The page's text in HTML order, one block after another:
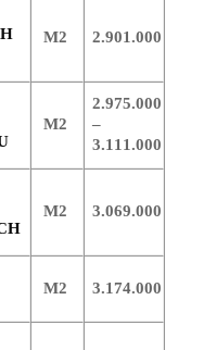
M2 2.901.000
M2
2.975.000
–
3.111.000
M2 3.069.000
M2 3.174.000